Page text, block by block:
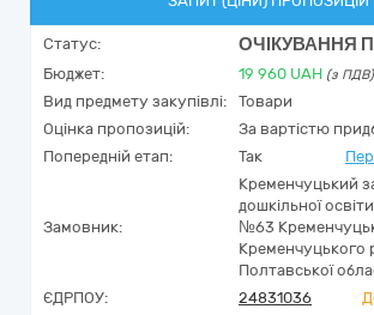
Статус: ОЧІКУВАННЯ
Бюджет: 19 960 UAH (з ПДВ)
Вид предмету закупівлі:
Товари
Оцінка пропозицій:
За вартістю
Попередній етап:
Так
Замовник:
Кременчуцький
дошкільної
№63
Кременчуцького
Полтавської
ЄДРПОУ:
24831036